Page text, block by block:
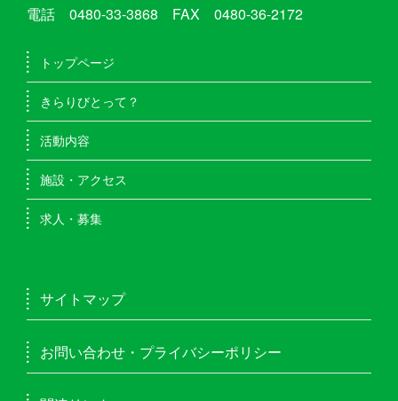
電話 0480-33-3868 FAX 0480-36-2172
トップページ
きらりびとって？
活動内容
施設・アクセス
求人・募集
サイトマップ
お問い合わせ・プライバシーポリシー